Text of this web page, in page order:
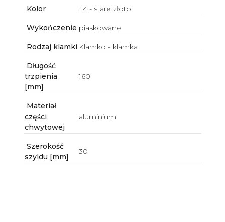
Kolor F4 - stare złoto
Wykończenie piaskowane
Rodzaj klamki Klamko - klamka
Długość
trzpienia
[mm]
160
Materiał
części
chwytowej
aluminium
Szerokość
szyldu [mm]
30